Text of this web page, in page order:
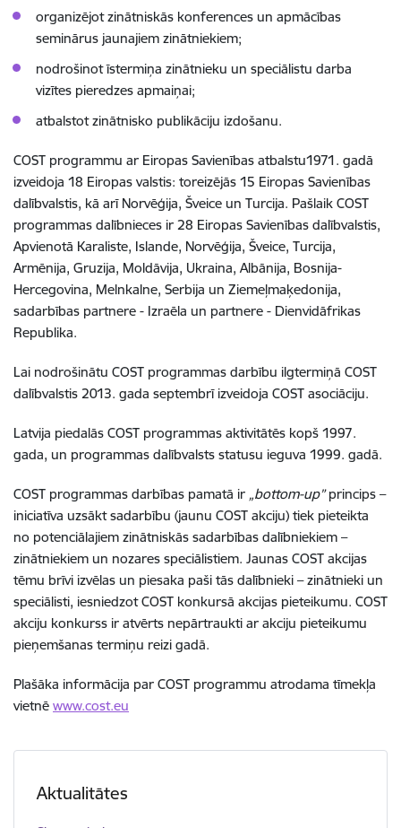
organizējot zinātniskās konferences un apmācības
seminārus jaunajiem zinātniekiem;
nodrošinot īstermiņa zinātnieku un speciālistu darba
vizītes pieredzes apmaiņai;
atbalstot zinātnisko publikāciju izdošanu.
COST programmu ar Eiropas Savienības atbalstu1971. gadā
izveidoja 18 Eiropas valstis: toreizējās 15 Eiropas Savienības
dalībvalstis, kā arī Norvēģija, Šveice un Turcija. Pašlaik COST
programmas dalībnieces ir 28 Eiropas Savienības dalībvalstis,
Apvienotā Karaliste, Islande, Norvēģija, Šveice, Turcija,
Armēnija, Gruzija, Moldāvija, Ukraina, Albānija, Bosnija-
Hercegovina, Melnkalne, Serbija un Ziemeļmaķedonija,
sadarbības partnere - Izraēla un partnere - Dienvidāfrikas
Republika.
Lai nodrošinātu COST programmas darbību ilgtermiņā COST
dalībvalstis 2013. gada septembrī izveidoja COST asociāciju.
Latvija piedalās COST programmas aktivitātēs kopš 1997.
gada, un programmas dalībvalsts statusu ieguva 1999. gadā.
COST programmas darbības pamatā ir „bottom-up”princips –
iniciatīva uzsākt sadarbību (jaunu COST akciju) tiek pieteikta
no potenciālajiem zinātniskās sadarbības dalībniekiem –
zinātniekiem un nozares speciālistiem. Jaunas COST akcijas
tēmu brīvi izvēlas un piesaka paši tās dalībnieki – zinātnieki un
speciālisti, iesniedzot COST konkursā akcijas pieteikumu. COST
akciju konkurss ir atvērts nepārtraukti ar akciju pieteikumu
pieņemšanas termiņu reizi gadā.
Plašāka informācija par COST programmu atrodama tīmekļa
vietnē www.cost.eu
Aktualitātes